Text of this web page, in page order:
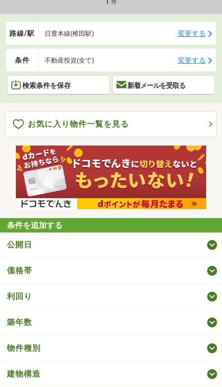
件
路線/駅 日豊本線(椎田駅) 変更する
条件 不動産投資(全て) 変更する
検索条件を保存 新着メールを受取る
お気に入り物件一覧を見る
条件を追加する
公開日
価格帯
利回り
築年数
物件種別
建物構造